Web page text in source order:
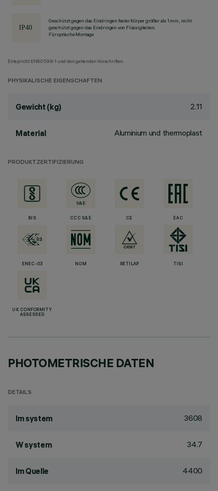
Geschützt gegen das Eindringen fester Körper größer als 1 mm, nicht
geschützt gegen das Eindringen von Flüssigkeiten.
Für optische Montage
Entspricht EN60598-1 und den geltenden Vorschriften.
PHYSIKALISCHE EIGENSCHAFTEN
Gewicht (kg) 2.11
Material Aluminium und thermoplast
PRODUKTZERTIFIZIERUNG
BIS CCC S&E CE EAC
ENEC-03 NOM RETILAP TISI
UK CONFORMITY
ASSESSED
PHOTOMETRISCHE DATEN
DETAILS
lm system 3608
W system 34.7
lm Quelle 4400